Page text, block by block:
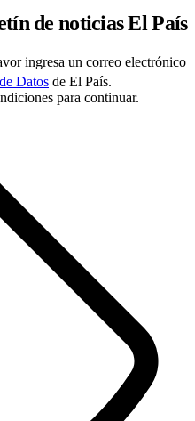
de noticias El País
ingresa un correo electrónico
Datos de El País.
para continuar.